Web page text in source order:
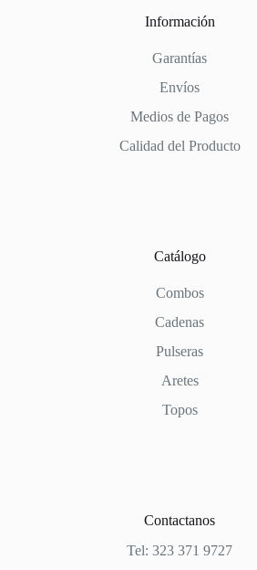
Información
Garantías
Envíos
Medios de Pagos
Calidad del Producto
Catálogo
Combos
Cadenas
Pulseras
Aretes
Topos
Contactanos
Tel: 323 371 9727